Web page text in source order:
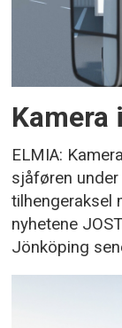
Kamera
ELMIA:
sjåføren
tilhengeraksel
nyhetene
Jönköping